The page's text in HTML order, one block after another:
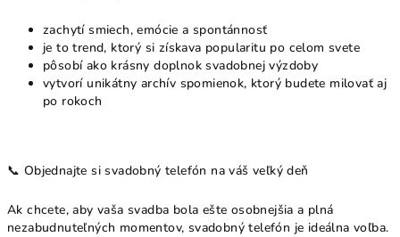
zachytí smiech, emócie a spontánnosť
je to trend, ktorý si získava popularitu po celom svete
pôsobí ako krásny doplnok svadobnej výzdoby
vytvorí unikátny archív spomienok, ktorý budete milovať aj
po rokoch
📞 Objednajte si svadobný telefón na váš veľký deň
Ak chcete, aby vaša svadba bola ešte osobnejšia a plná
nezabudnuteľných momentov, svadobný telefón je ideálna voľba.